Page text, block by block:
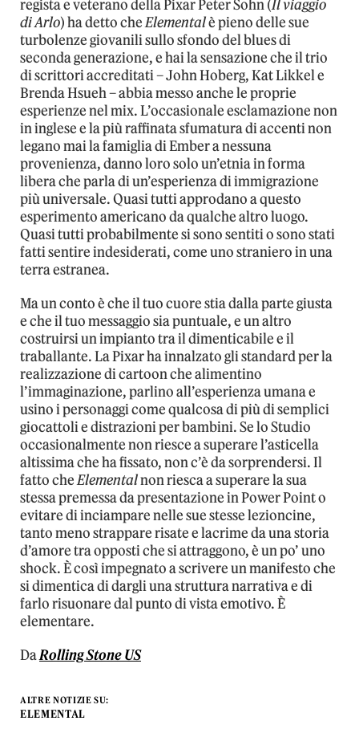
regista e veterano della Pixar Peter Sohn (Il viaggio
di Arlo) ha detto cheElementalè pieno delle sue
turbolenze giovanili sullo sfondo del blues di
seconda generazione, e hai la sensazione che il trio
di scrittori accreditati – John Hoberg, Kat Likkel e
Brenda Hsueh – abbia messo anche le proprie
esperienze nel mix. L’occasionale esclamazione non
in inglese e la più raffinata sfumatura di accenti non
legano mai la famiglia di Ember a nessuna
provenienza, danno loro solo un’etnia in forma
libera che parla di un’esperienza di immigrazione
più universale. Quasi tutti approdano a questo
esperimento americano da qualche altro luogo.
Quasi tutti probabilmente si sono sentiti o sono stati
fatti sentire indesiderati, come uno straniero in una
terra estranea.
Ma un conto è che il tuo cuore stia dalla parte giusta
e che il tuo messaggio sia puntuale, e un altro
costruirsi un impianto tra il dimenticabile e il
traballante. La Pixar ha innalzato gli standard per la
realizzazione di cartoon che alimentino
l’immaginazione, parlino all’esperienza umana e
usino i personaggi come qualcosa di più di semplici
giocattoli e distrazioni per bambini. Se lo Studio
occasionalmente non riesce a superare l’asticella
altissima che ha fissato, non c’è da sorprendersi. Il
fatto cheElementalnon riesca a superare la sua
stessa premessa da presentazione in Power Point o
evitare di inciampare nelle sue stesse lezioncine,
tanto meno strappare risate e lacrime da una storia
d’amore tra opposti che si attraggono, è un po’ uno
shock. È così impegnato a scrivere un manifesto che
si dimentica di dargli una struttura narrativa e di
farlo risuonare dal punto di vista emotivo. È
elementare.
DaRolling Stone US
ALTRE NOTIZIE SU:
ELEMENTAL